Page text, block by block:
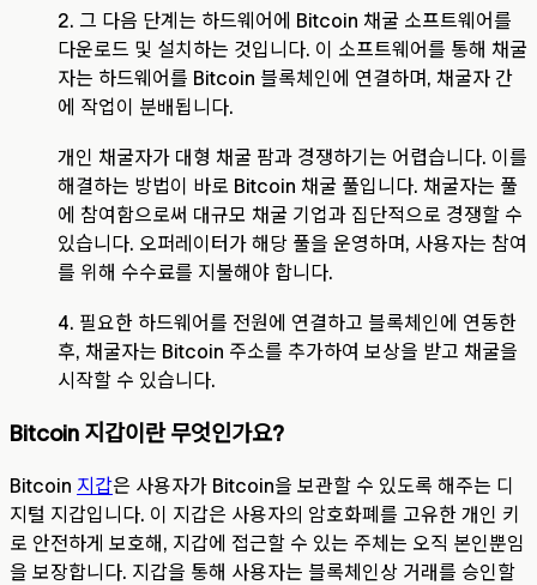
2. 그 다음 단계는 하드웨어에 Bitcoin 채굴 소프트웨어를
다운로드 및 설치하는 것입니다. 이 소프트웨어를 통해 채굴
자는 하드웨어를 Bitcoin 블록체인에 연결하며, 채굴자 간
에 작업이 분배됩니다.
개인 채굴자가 대형 채굴 팜과 경쟁하기는 어렵습니다. 이를
해결하는 방법이 바로 Bitcoin 채굴 풀입니다. 채굴자는 풀
에 참여함으로써 대규모 채굴 기업과 집단적으로 경쟁할 수
있습니다. 오퍼레이터가 해당 풀을 운영하며, 사용자는 참여
를 위해 수수료를 지불해야 합니다.
4. 필요한 하드웨어를 전원에 연결하고 블록체인에 연동한
후, 채굴자는 Bitcoin 주소를 추가하여 보상을 받고 채굴을
시작할 수 있습니다.
Bitcoin 지갑이란 무엇인가요?
Bitcoin 지갑은 사용자가 Bitcoin을 보관할 수 있도록 해주는 디
지털 지갑입니다. 이 지갑은 사용자의 암호화폐를 고유한 개인 키
로 안전하게 보호해, 지갑에 접근할 수 있는 주체는 오직 본인뿐임
을 보장합니다. 지갑을 통해 사용자는 블록체인상 거래를 승인할